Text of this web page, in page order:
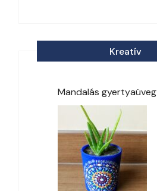
Kreatív
Mandalás gyertyaüveg